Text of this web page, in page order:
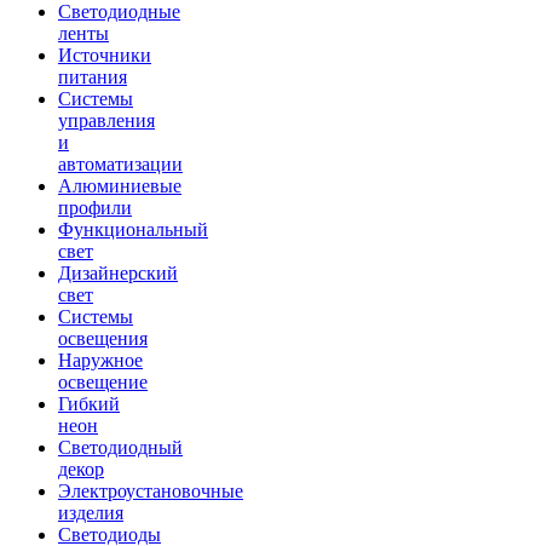
Светодиодные
ленты
Источники
питания
Системы
управления
и
автоматизации
Алюминиевые
профили
Функциональный
свет
Дизайнерский
свет
Системы
освещения
Наружное
освещение
Гибкий
неон
Светодиодный
декор
Электроустановочные
изделия
Светодиоды